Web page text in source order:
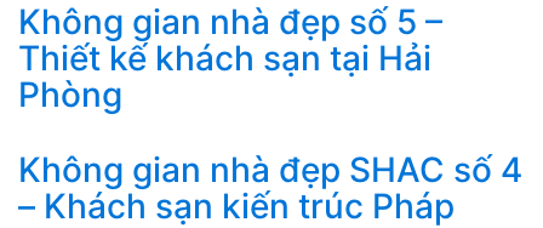
Không gian nhà đẹp số 5 –
Thiết kế khách sạn tại Hải
Phòng
Không gian nhà đẹp SHAC số 4
– Khách sạn kiến trúc Pháp